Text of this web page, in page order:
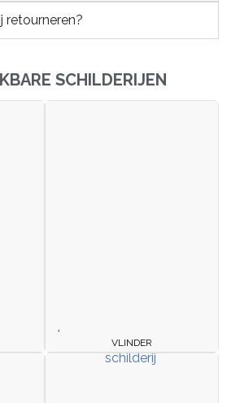
retourneren?
SCHILDERIJEN
VLINDER